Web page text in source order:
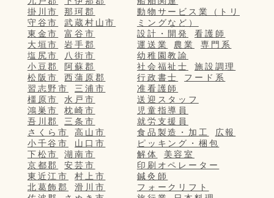
掛川市
那珂郡
守谷市
武蔵村山市
東金市
富谷市
大垣市
岩手郡
塩尻市
八街市
小豆郡
阿蘇郡
松阪市
西蒲原郡
習志野市
三浦市
橿原市
水戸市
鴻巣市
枕崎市
吾川郡
三条市
さくら市
高山市
小千谷市
山口市
下松市
湖南市
京都郡
安芸市
東近江市
村上市
北葛飾郡
滑川市
動物サービス業（トリ
ミングなど）
設計・開発
看護師
運送業
農業
専門系
幼稚園教諭
社会福祉士
施設調理
行政書士
フード系
准看護師
送迎スタッフ
児童指導員
就労支援員
食品製造・加工
広報
ピッキング・梱包
解体
美容室
印刷オペレーター
鍼灸師
フォークリフト